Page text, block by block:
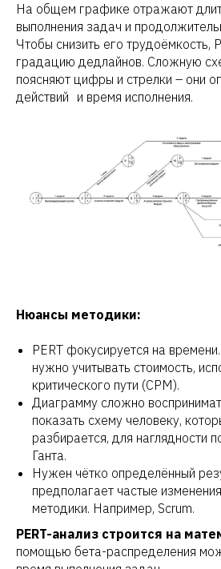
На общем графике отражают
выполнения задач и
Чтобы снизить его трудоёмкость,
градацию дедлайнов. Сложную
поясняют цифры и стрелки – они
действий и время исполнения.
Нюансы методики:
PERT фокусируется на
нужно учитывать стоимость,
критического пути (CPM).
Диаграмму сложно
показать схему человеку,
разбирается, для наглядности
Ганта.
Нужен чётко определённый
предполагает частые
методики. Например, Scrum.
PERT-анализ строится на
помощью бета-распределения